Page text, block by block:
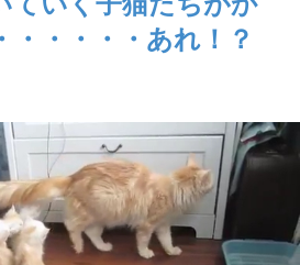
・・・・・あれ！？